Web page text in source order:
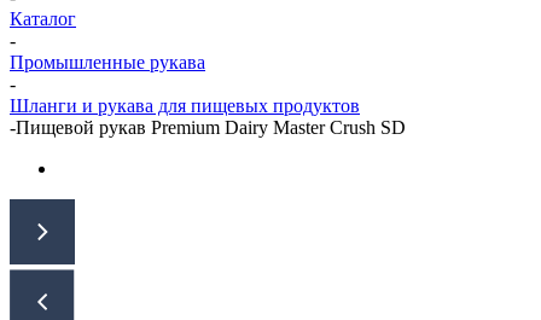
Каталог
-
Промышленные рукава
-
Шланги и рукава для пищевых продуктов
-Пищевой рукав Premium Dairy Master Crush SD